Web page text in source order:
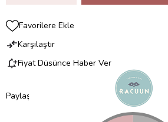
Favorilere Ekle
Karşılaştır
Fiyat Düşünce Haber Ver
Paylaş